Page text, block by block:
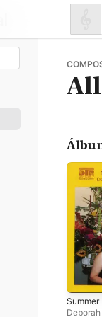
Summer